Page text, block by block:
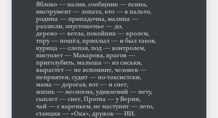
Яблоко — налив, сообщник — псина,
инструмент — лопата, кто — в пальто,
родина — припадочна, малина —
разлюли, опустошенье — до,
дерево — ветла, покойник — кролем,
тпру — пошёл, приплыл — и был таков,
курица — слепая, под — контролем,
пистолет — Макарова, врагов —
приголубить, малыша — из сиськи,
вырастет — не вспомнит, человек —
неприятен, судит — по-таксистски,
мама — дорогая, вот — и снег,
жизнь — несносна, удивлений — нету,
сыплет — снег, Протва — у Верии,
чай — с вареньем, не наступит — лето,
станция — «Ока», дружок — ИИ.